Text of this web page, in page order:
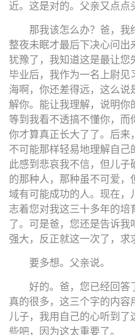
近。这是对的。父亲又点点
那我该怎么办？爸，我
整夜未眠才最后下决心问出
犹豫了，我知道这是最让您
毕业后，我作为一名上尉
海啊，你还差得远，这么说
解你。能让我理解，说明你
等到我看不透搞不懂你，而
你才算真正长大了了。后来
不可能那样轻易地理解自
此感到悲哀我不信，但儿
的那种人，那种虽不可爱，
域有可能成功的人。现在，
志着您对我这三十多年的培
了。可是爸，您还是告诉我
强大，反正就这一次了，求
要多想。父亲说。
好的。爸，您已经回答
真的很多，这三个字的内容
儿子，我用自己的心听到
些吧，因为这太重要了。